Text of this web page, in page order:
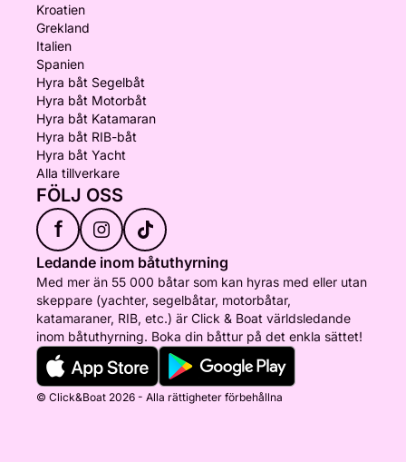
Kroatien
Grekland
Italien
Spanien
Hyra båt Segelbåt
Hyra båt Motorbåt
Hyra båt Katamaran
Hyra båt RIB-båt
Hyra båt Yacht
Alla tillverkare
FÖLJ OSS
f
Ledande inom båtuthyrning
Med mer än 55 000 båtar som kan hyras med eller utan
skeppare (yachter, segelbåtar, motorbåtar,
katamaraner, RIB, etc.) är Click & Boat världsledande
inom båtuthyrning. Boka din båttur på det enkla sättet!
© Click&Boat 2026 - Alla rättigheter förbehållna